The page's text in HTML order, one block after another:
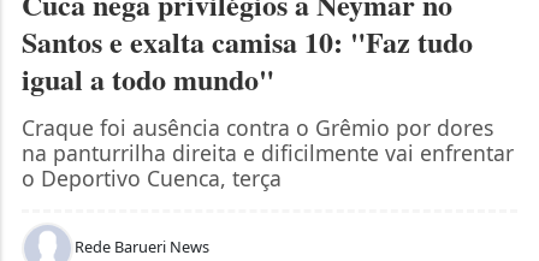
Craque foi ausência contra o Grêmio por dores
na panturrilha direita e dificilmente vai enfrentar
o Deportivo Cuenca, terça
Rede Barueri News